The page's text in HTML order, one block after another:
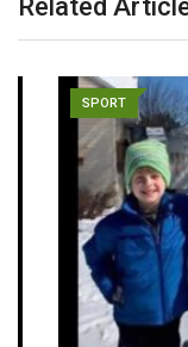
Related
SPORT